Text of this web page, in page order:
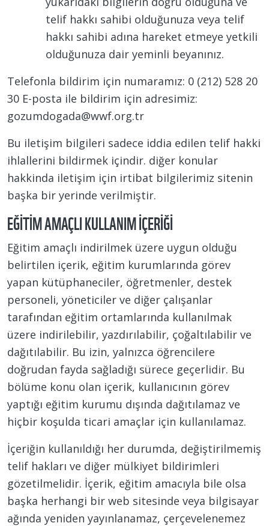
telif hakkı sahibi olduğunuza veya telif
hakkı sahibi adına hareket etmeye yetkili
olduğunuza dair yeminli beyanınız.
Telefonla bildirim için numaramız: 0 (212) 528 20
30 E-posta ile bildirim için adresimiz:
gozumdogada@wwf.org.tr
Bu iletişim bilgileri sadece iddia edilen telif hakki
ihlallerini bildirmek içindir. diğer konular
hakkinda iletişim için irtibat bilgilerimiz sitenin
başka bir yerinde verilmiştir.
EĞITIM AMAÇLI KULLANIM İÇERIĞI
Eğitim amaçlı indirilmek üzere uygun olduğu
belirtilen içerik, eğitim kurumlarında görev
yapan kütüphaneciler, öğretmenler, destek
personeli, yöneticiler ve diğer çalışanlar
tarafından eğitim ortamlarında kullanılmak
üzere indirilebilir, yazdırılabilir, çoğaltılabilir ve
dağıtılabilir. Bu izin, yalnızca öğrencilere
doğrudan fayda sağladığı sürece geçerlidir. Bu
bölüme konu olan içerik, kullanıcının görev
yaptığı eğitim kurumu dışında dağıtılamaz ve
hiçbir koşulda ticari amaçlar için kullanılamaz.
İçeriğin kullanıldığı her durumda, değiştirilmemiş
telif hakları ve diğer mülkiyet bildirimleri
gözetilmelidir. İçerik, eğitim amacıyla bile olsa
başka herhangi bir web sitesinde veya bilgisayar
ağında yeniden yayınlanamaz, çerçevelenemez